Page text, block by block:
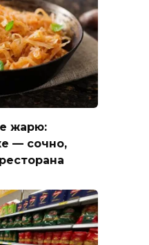
жарю:
— сочно,